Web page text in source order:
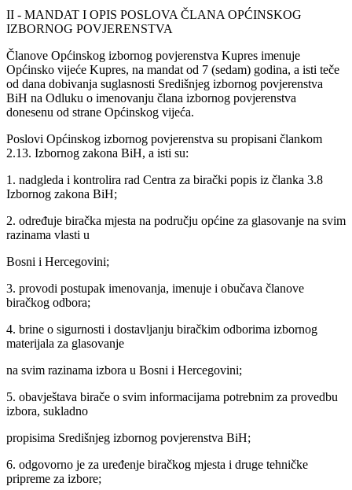
II - MANDAT I OPIS POSLOVA ČLANA OPĆINSKOG
IZBORNOG POVJERENSTVA
Članove Općinskog izbornog povjerenstva Kupres imenuje
Općinsko vijeće Kupres, na mandat od 7 (sedam) godina, a isti teče
od dana dobivanja suglasnosti Središnjeg izbornog povjerenstva
BiH na Odluku o imenovanju člana izbornog povjerenstva
donesenu od strane Općinskog vijeća.
Poslovi Općinskog izbornog povjerenstva su propisani člankom
2.13. Izbornog zakona BiH, a isti su:
1. nadgleda i kontrolira rad Centra za birački popis iz članka 3.8
Izbornog zakona BiH;
2. određuje biračka mjesta na području općine za glasovanje na svim
razinama vlasti u
Bosni i Hercegovini;
3. provodi postupak imenovanja, imenuje i obučava članove
biračkog odbora;
4. brine o sigurnosti i dostavljanju biračkim odborima izbornog
materijala za glasovanje
na svim razinama izbora u Bosni i Hercegovini;
5. obavještava birače o svim informacijama potrebnim za provedbu
izbora, sukladno
propisima Središnjeg izbornog povjerenstva BiH;
6. odgovorno je za uređenje biračkog mjesta i druge tehničke
pripreme za izbore;